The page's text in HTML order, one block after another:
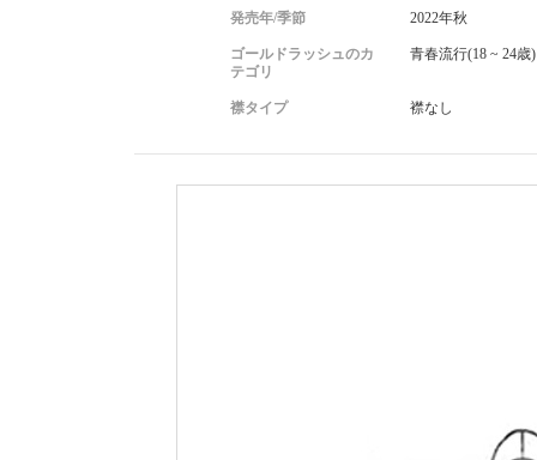
発売年/季節 2022年秋
ゴールドラッシュのカ
テゴリ
青春流行(18 ~ 24歳)
襟タイプ 襟なし